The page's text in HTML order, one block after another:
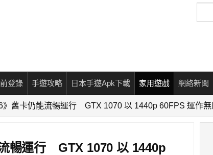
尋
登錄 手遊攻略 日本手遊Apk下載 家用遊戲 網絡新聞
6》舊卡仍能流暢運行 GTX 1070 以 1440p 60FPS 運作無
暢運行 GTX 1070 以 1440p